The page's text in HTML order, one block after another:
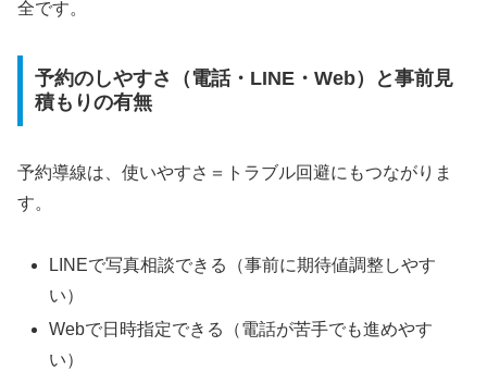
全です。
予約のしやすさ（電話・LINE・Web）と事前見
積もりの有無
予約導線は、使いやすさ＝トラブル回避にもつながりま
す。
LINEで写真相談できる（事前に期待値調整しやす
い）
Webで日時指定できる（電話が苦手でも進めやす
い）